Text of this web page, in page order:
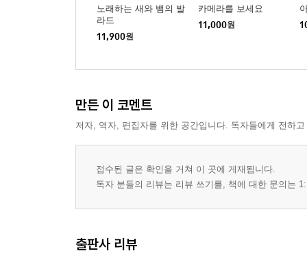
노래하는 새와 뱀의 발
라드
11,900원
카메라를 보세요
11,000원
만든 이 코멘트
저자, 역자, 편집자를 위한 공간입니다. 독자들에게 전하
접수된 글은 확인을 거쳐 이 곳에 게재됩니다.
독자 분들의 리뷰는 리뷰 쓰기를, 책에 대한 문의는
출판사 리뷰